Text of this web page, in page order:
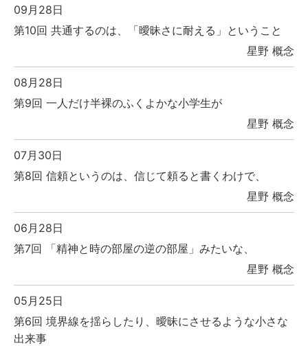
09月28日
第10回 共通するのは、「曖昧さに耐える」ということ
星野 概念
08月28日
第9回 一人だけ半裸のふくよかな小学生が
星野 概念
07月30日
第8回 信頼というのは、信じて頼ると書くわけで、
星野 概念
06月28日
第7回 「精神と時の部屋の逆の部屋」みたいな、
星野 概念
05月25日
第6回 境界線を揺らしたり、曖昧にさせるような小さな
出来事